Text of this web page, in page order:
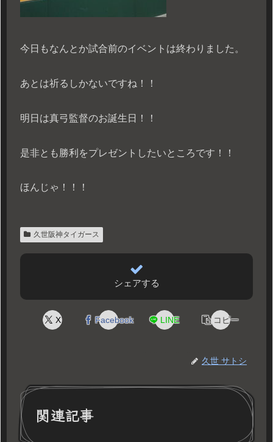
今日もなんとか試合前のイベントは終わりました。
あとは祈るしかないですね！！
明日は真弓監督のお誕生日！！
是非とも勝利をプレゼントしたいところです！！
ほんじゃ！！！
久世阪神タイガース
シェアする
X Facebook LINE コピー
久世 サトシ
関連記事